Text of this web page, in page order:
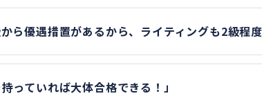
から優遇措置があるから、ライティングも2級程
持っていれば大体合格できる！」